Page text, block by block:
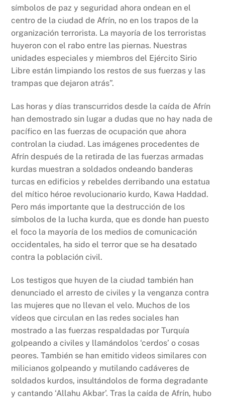
símbolos de paz y seguridad ahora ondean en el
centro de la ciudad de Afrín, no en los trapos de la
organización terrorista. La mayoría de los terroristas
huyeron con el rabo entre las piernas. Nuestras
unidades especiales y miembros del Ejército Sirio
Libre están limpiando los restos de sus fuerzas y las
trampas que dejaron atrás”.
Las horas y días transcurridos desde la caída de Afrín
han demostrado sin lugar a dudas que no hay nada de
pacífico en las fuerzas de ocupación que ahora
controlan la ciudad. Las imágenes procedentes de
Afrín después de la retirada de las fuerzas armadas
kurdas muestran a soldados ondeando banderas
turcas en edificios y rebeldes derribando una estatua
del mítico héroe revolucionario kurdo, Kawa Haddad.
Pero más importante que la destrucción de los
símbolos de la lucha kurda, que es donde han puesto
el foco la mayoría de los medios de comunicación
occidentales, ha sido el terror que se ha desatado
contra la población civil.
Los testigos que huyen de la ciudad también han
denunciado el arresto de civiles y la venganza contra
las mujeres que no llevan el velo. Muchos de los
vídeos que circulan en las redes sociales han
mostrado a las fuerzas respaldadas por Turquía
golpeando a civiles y llamándolos ‘cerdos’ o cosas
peores. También se han emitido videos similares con
milicianos golpeando y mutilando cadáveres de
soldados kurdos, insultándolos de forma degradante
y cantando ‘Allahu Akbar’. Tras la caída de Afrín, hubo